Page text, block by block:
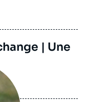
| Une